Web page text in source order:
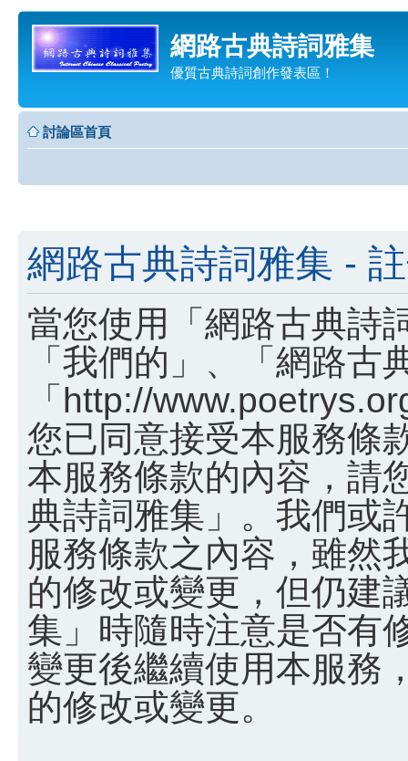
網路古典詩詞雅集
優質古典詩詞創作發表區！
討論區首頁
網路古典詩詞雅集 -
當您使用「網路古典詩
「我們的」、「網路古
「http://
您已同意接受本服務條
本服務條款的內容，請
典詩詞雅集」。我們或
服務條款之內容，雖然
的修改或變更，但仍建
集」時隨時注意是否有
變更後繼續使用本服務
的修改或變更。